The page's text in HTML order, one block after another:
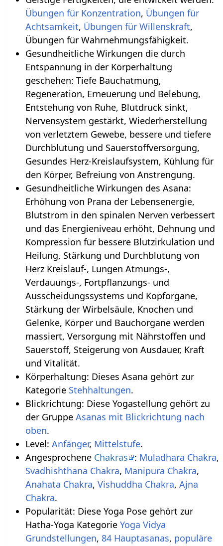
Übungen für Konzentration, Übungen für
Achtsamkeit, Übungen für Willenskraft,
Übungen für Wahrnehmungsfähigkeit.
Gesundheitliche Wirkungen die durch
Entspannung in der Körperhaltung
geschehen‏‎: Tiefe Bauchatmung,
Regeneration, Erneuerung und Belebung,
Entstehung von Ruhe, Blutdruck sinkt,
Nervensystem gestärkt, Wiederherstellung
von verletztem Gewebe, bessere und tiefere
Durchblutung und Sauerstoffversorgung,
Gesundes Herz-Kreislaufsystem, Kühlung für
den Körper, Befreiung von Anstrengung.
Gesundheitliche Wirkungen des Asana:
Erhöhung von Prana der Lebensenergie,
Blutstrom in den spinalen Nerven verbessert
und das Energieniveau erhöht, Dehnung und
Kompression für bessere Blutzirkulation und
Heilung, Stärkung und Durchblutung von
Herz Kreislauf-, Lungen Atmungs-,
Verdauungs-, Fortpflanzungs- und
Ausscheidungssystems und Kopforgane,
Stärkung der Wirbelsäule, Knochen und
Gelenke, Körper und Bauchorgane werden
massiert, Versorgung mit Nährstoffen und
Sauerstoff, Steigerung von Ausdauer, Kraft
und Vitalität.
Körperhaltung: Dieses Asana gehört zur
Kategorie Stehhaltungen.
Blickrichtung: Diese Yogastellung gehört zu
der Gruppe Asanas mit Blickrichtung nach
oben.
Level: Anfänger, Mittelstufe.
Angesprochene Chakras : Muladhara Chakra,
Svadhishthana Chakra, Manipura Chakra,
Anahata Chakra, Vishuddha Chakra, Ajna
Chakra.
Popularität: Diese Yoga Pose gehört zur
Hatha-Yoga Kategorie Yoga Vidya
, 84 Hauptasanas, populäre